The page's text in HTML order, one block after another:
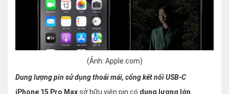
(Ảnh: Apple.com)
Dung lượng pin sử dụng thoải mái, cổng kết nối USB-C
iPhone 15 Pro Maxsở hữu viên pin có dung lượng lớn